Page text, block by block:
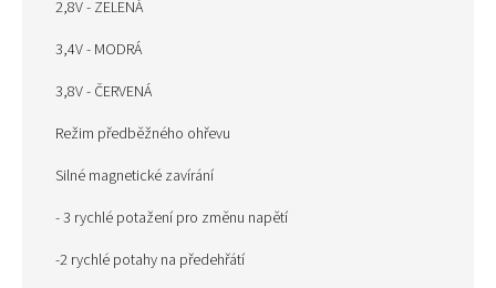
2,8V - ZELENÁ
3,4V - MODRÁ
3,8V - ČERVENÁ
Režim předběžného ohřevu
Silné magnetické zavírání
- 3 rychlé potažení pro změnu napětí
-2 rychlé potahy na předehřátí